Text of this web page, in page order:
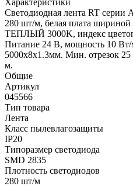
Светодиодная лента RT серии
280 шт/м, белая плата
ТЕПЛЫЙ 3000K, индекс
Питание 24 В, мощность 10
5000x8x1.3мм. Мин. отрезок 25
м.
Общие
Артикул
045566
Тип товара
Лента
Класс пылевлагозащиты
IP20
Типоразмер светодиода
SMD 2835
Плотность светодиодов
280 шт/м